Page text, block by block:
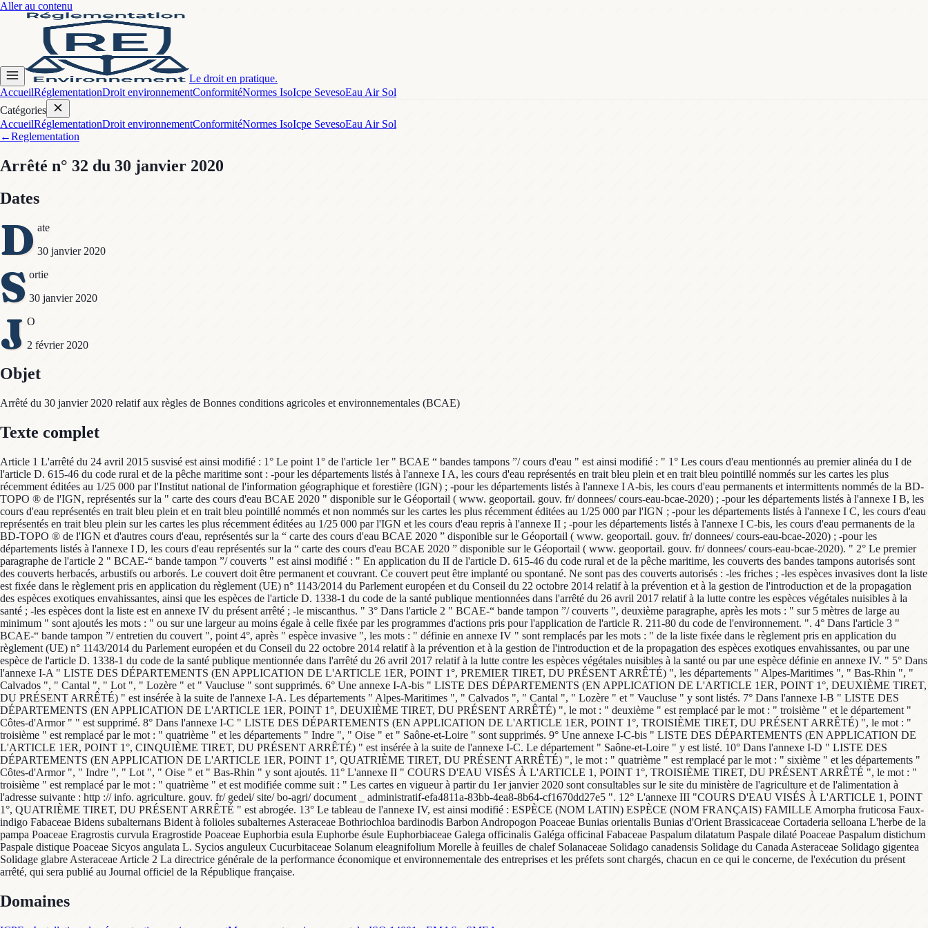
Aller au contenu
Le droit en pratique.
AccueilRéglementationDroit environnementConformitéNormes IsoIcpe SevesoEau Air Sol
Catégories
AccueilRéglementationDroit environnementConformitéNormes IsoIcpe SevesoEau Air Sol
←Reglementation
Arrêté n° 32 du 30 janvier 2020
Dates
D ate
30 janvier 2020
S ortie
30 janvier 2020
J O
2 février 2020
Objet
Arrêté du 30 janvier 2020 relatif aux règles de Bonnes conditions agricoles et environnementales (BCAE)
Texte complet
Article 1 L'arrêté du 24 avril 2015 susvisé est ainsi modifié : 1° Le point 1° de l'article 1er " BCAE “ bandes tampons ”/ cours d'eau " est ainsi modifié : " 1° Les cours d'eau mentionnés au premier alinéa du I de
l'article D. 615-46 du code rural et de la pêche maritime sont : -pour les départements listés à l'annexe I A, les cours d'eau représentés en trait bleu plein et en trait bleu pointillé nommés sur les cartes les plus
récemment éditées au 1/25 000 par l'Institut national de l'information géographique et forestière (IGN) ; -pour les départements listés à l'annexe I A-bis, les cours d'eau permanents et intermittents nommés de la BD-
TOPO ® de l'IGN, représentés sur la " carte des cours d'eau BCAE 2020 " disponible sur le Géoportail ( www. geoportail. gouv. fr/ donnees/ cours-eau-bcae-2020) ; -pour les départements listés à l'annexe I B, les
cours d'eau représentés en trait bleu plein et en trait bleu pointillé nommés et non nommés sur les cartes les plus récemment éditées au 1/25 000 par l'IGN ; -pour les départements listés à l'annexe I C, les cours d'eau
représentés en trait bleu plein sur les cartes les plus récemment éditées au 1/25 000 par l'IGN et les cours d'eau repris à l'annexe II ; -pour les départements listés à l'annexe I C-bis, les cours d'eau permanents de la
BD-TOPO ® de l'IGN et d'autres cours d'eau, représentés sur la “ carte des cours d'eau BCAE 2020 ” disponible sur le Géoportail ( www. geoportail. gouv. fr/ donnees/ cours-eau-bcae-2020) ; -pour les
départements listés à l'annexe I D, les cours d'eau représentés sur la “ carte des cours d'eau BCAE 2020 ” disponible sur le Géoportail ( www. geoportail. gouv. fr/ donnees/ cours-eau-bcae-2020). " 2° Le premier
paragraphe de l'article 2 " BCAE-“ bande tampon ”/ couverts " est ainsi modifié : " En application du II de l'article D. 615-46 du code rural et de la pêche maritime, les couverts des bandes tampons autorisés sont
des couverts herbacés, arbustifs ou arborés. Le couvert doit être permanent et couvrant. Ce couvert peut être implanté ou spontané. Ne sont pas des couverts autorisés : -les friches ; -les espèces invasives dont la liste
est fixée dans le règlement pris en application du règlement (UE) n° 1143/2014 du Parlement européen et du Conseil du 22 octobre 2014 relatif à la prévention et à la gestion de l'introduction et de la propagation
des espèces exotiques envahissantes, ainsi que les espèces de l'article D. 1338-1 du code de la santé publique mentionnées dans l'arrêté du 26 avril 2017 relatif à la lutte contre les espèces végétales nuisibles à la
santé ; -les espèces dont la liste est en annexe IV du présent arrêté ; -le miscanthus. " 3° Dans l'article 2 " BCAE-“ bande tampon ”/ couverts ", deuxième paragraphe, après les mots : " sur 5 mètres de large au
minimum " sont ajoutés les mots : " ou sur une largeur au moins égale à celle fixée par les programmes d'actions pris pour l'application de l'article R. 211-80 du code de l'environnement. ". 4° Dans l'article 3 "
BCAE-“ bande tampon ”/ entretien du couvert ", point 4°, après " espèce invasive ", les mots : " définie en annexe IV " sont remplacés par les mots : " de la liste fixée dans le règlement pris en application du
règlement (UE) n° 1143/2014 du Parlement européen et du Conseil du 22 octobre 2014 relatif à la prévention et à la gestion de l'introduction et de la propagation des espèces exotiques envahissantes, ou par une
espèce de l'article D. 1338-1 du code de la santé publique mentionnée dans l'arrêté du 26 avril 2017 relatif à la lutte contre les espèces végétales nuisibles à la santé ou par une espèce définie en annexe IV. " 5° Dans
l'annexe I-A " LISTE DES DÉPARTEMENTS (EN APPLICATION DE L'ARTICLE 1ER, POINT 1°, PREMIER TIRET, DU PRÉSENT ARRÊTÉ) ", les départements " Alpes-Maritimes ", " Bas-Rhin ", "
Calvados ", " Cantal ", " Lot ", " Lozère " et " Vaucluse " sont supprimés. 6° Une annexe I-A-bis " LISTE DES DÉPARTEMENTS (EN APPLICATION DE L'ARTICLE 1ER, POINT 1°, DEUXIÈME TIRET,
DU PRÉSENT ARRÊTÉ) " est insérée à la suite de l'annexe I-A. Les départements " Alpes-Maritimes ", " Calvados ", " Cantal ", " Lozère " et " Vaucluse " y sont listés. 7° Dans l'annexe I-B " LISTE DES
DÉPARTEMENTS (EN APPLICATION DE L'ARTICLE 1ER, POINT 1°, DEUXIÈME TIRET, DU PRÉSENT ARRÊTÉ) ", le mot : " deuxième " est remplacé par le mot : " troisième " et le département "
Côtes-d'Armor " " est supprimé. 8° Dans l'annexe I-C " LISTE DES DÉPARTEMENTS (EN APPLICATION DE L'ARTICLE 1ER, POINT 1°, TROISIÈME TIRET, DU PRÉSENT ARRÊTÉ) ", le mot : "
troisième " est remplacé par le mot : " quatrième " et les départements " Indre ", " Oise " et " Saône-et-Loire " sont supprimés. 9° Une annexe I-C-bis " LISTE DES DÉPARTEMENTS (EN APPLICATION DE
L'ARTICLE 1ER, POINT 1°, CINQUIÈME TIRET, DU PRÉSENT ARRÊTÉ) " est insérée à la suite de l'annexe I-C. Le département " Saône-et-Loire " y est listé. 10° Dans l'annexe I-D " LISTE DES
DÉPARTEMENTS (EN APPLICATION DE L'ARTICLE 1ER, POINT 1°, QUATRIÈME TIRET, DU PRÉSENT ARRÊTÉ) ", le mot : " quatrième " est remplacé par le mot : " sixième " et les départements "
Côtes-d'Armor ", " Indre ", " Lot ", " Oise " et " Bas-Rhin " y sont ajoutés. 11° L'annexe II " COURS D'EAU VISÉS À L'ARTICLE 1, POINT 1°, TROISIÈME TIRET, DU PRÉSENT ARRÊTÉ ", le mot : "
troisième " est remplacé par le mot : " quatrième " et est modifiée comme suit : " Les cartes en vigueur à partir du 1er janvier 2020 sont consultables sur le site du ministère de l'agriculture et de l'alimentation à
l'adresse suivante : http :// info. agriculture. gouv. fr/ gedei/ site/ bo-agri/ document _ administratif-efa4811a-83bb-4ea8-8b64-cf1670dd27e5 ". 12° L'annexe III "COURS D'EAU VISÉS À L'ARTICLE 1, POINT
1°, QUATRIÈME TIRET, DU PRÉSENT ARRÊTÉ " est abrogée. 13° Le tableau de l'annexe IV, est ainsi modifié : ESPÈCE (NOM LATIN) ESPÈCE (NOM FRANÇAIS) FAMILLE Amorpha fruticosa Faux-
indigo Fabaceae Bidens subalternans Bident à folioles subalternes Asteraceae Bothriochloa bardinodis Barbon Andropogon Poaceae Bunias orientalis Bunias d'Orient Brassicaceae Cortaderia selloana L'herbe de la
pampa Poaceae Eragrostis curvula Eragrostide Poaceae Euphorbia esula Euphorbe ésule Euphorbiaceae Galega officinalis Galéga officinal Fabaceae Paspalum dilatatum Paspale dilaté Poaceae Paspalum distichum
Paspale distique Poaceae Sicyos angulata L. Sycios anguleux Cucurbitaceae Solanum eleagnifolium Morelle à feuilles de chalef Solanaceae Solidago canadensis Solidage du Canada Asteraceae Solidago gigentea
Solidage glabre Asteraceae Article 2 La directrice générale de la performance économique et environnementale des entreprises et les préfets sont chargés, chacun en ce qui le concerne, de l'exécution du présent
arrêté, qui sera publié au Journal officiel de la République française.
Domaines